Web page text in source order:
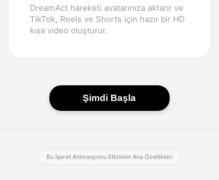
DreamAct hareketi avatarınıza aktarır ve
TikTok, Reels ve Shorts için hazır bir HD
kısa video oluşturur.
Şimdi Başla
Bu İşaret Animasyonu Etkisinin Ana Özellikleri